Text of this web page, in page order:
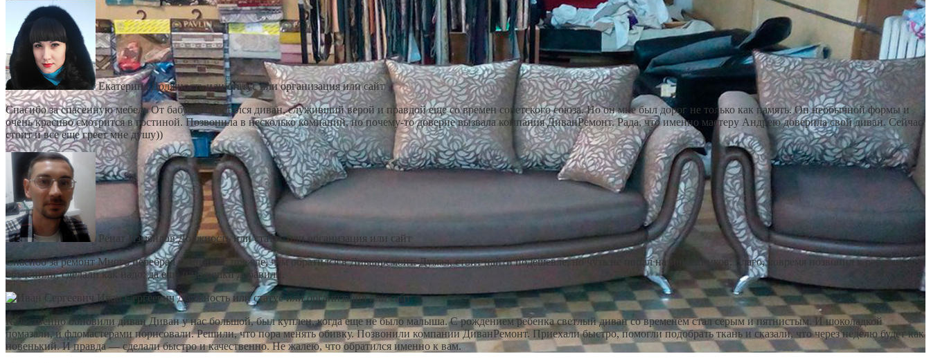
Екатерина Должность или статус или организация или сайт
Спасибо за спасенную мебель От бабушки достался диван, служивший верой и правдой еще со времен советского союза. Но он мне был дорог не только как память. Он необычной формы и
очень красиво смотрится в гостиной. Позвонила в несколько компаний, но почему-то доверие вызвала компания ДиванРемонт. Рада, что именно мастеру Андрею доверила свой диван. Сейчас
стоит и все еще греет мне душу))
Ренат Измайлов Должность или статус или организация или сайт
Спасибо за ремонт Много перебрал компаний, прежде, чем обратился в Диванремонт. Думал, стоит найти подешевле, но чуть не попал на мошенников. Благо, вовремя позвонил к ребятам, все
объяснили, сделали как надо, да еще и подушки добавили.
Иван Сергеевич Должность или статус или организация или сайт
Качественно обновили диван Диван у нас большой, был куплен, когда еще не было малыша. С рождением ребенка светлый диван со временем стал серым и пятнистым. И шоколадкой
помазали, и фломастерами порисовали. Решили, что пора менять обивку. Позвонили компании ДиванРемонт. Приехали быстро, помогли подобрать ткань и сказали, что через неделю будет как
новенький. И правда — сделали быстро и качественно. Не жалею, что обратился именно к вам.